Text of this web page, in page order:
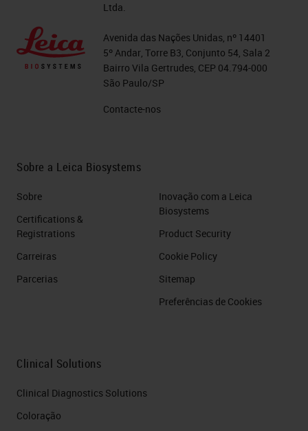
Ltda.
Avenida das Nações Unidas, nº 14401
5º Andar, Torre B3, Conjunto 54, Sala 2
Bairro Vila Gertrudes, CEP 04.794-000
São Paulo/SP
Contacte-nos
Sobre a Leica Biosystems
Sobre
Certifications &
Registrations
Carreiras
Parcerias
Inovação com a Leica
Biosystems
Product Security
Cookie Policy
Sitemap
Preferências de Cookies
Clinical Solutions
Clinical Diagnostics Solutions
Coloração